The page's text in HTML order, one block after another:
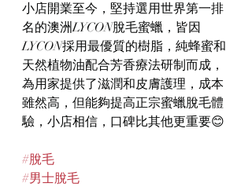
小店開業至今，堅持選用世界第一排
名的澳洲LYCON脫毛蜜蠟，皆因
LYCON採用最優質的樹脂，純蜂蜜和
天然植物油配合芳香療法研制而成，
為用家提供了滋潤和皮膚護理，成本
雖然高，但能夠提高正宗蜜蠟脫毛體
驗，小店相信，口碑比其他更重要😊
#脫毛
#男士脫毛